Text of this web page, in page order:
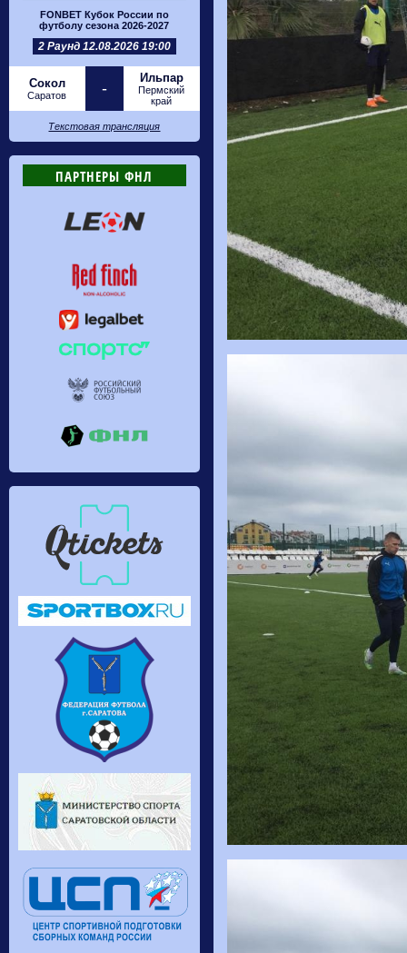
FONBET Кубок России по
футболу сезона 2026-2027
2 Раунд 12.08.2026 19:00
Сокол
Саратов -
Ильпар
Пермский
край
Текстовая трансляция
ПАРТНЕРЫ ФНЛ